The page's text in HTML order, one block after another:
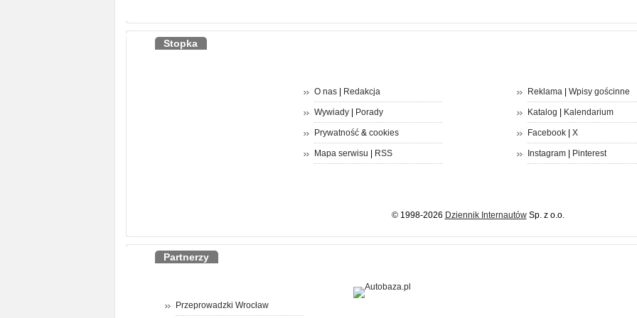
Stopka
O nas| Redakcja
Wywiady| Porady
Prywatność& cookies
Mapa serwisu RSS
Reklama| Wpisy gościnne
Katalog Kalendarium
Facebook| X
Instagram| Pinterest
© 1998-2026 Dziennik InternautówSp. z o.o.
Partnerzy
Przeprowadzki Wrocław